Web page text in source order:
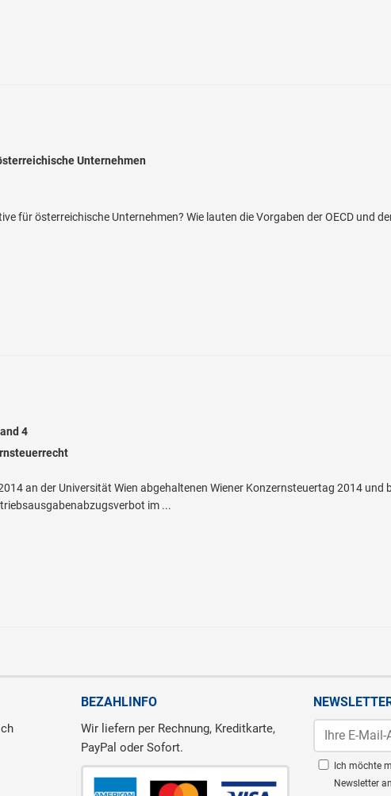
Unternehmen
für österreichische Unternehmen? Wie lauten die Vorgaben der OECD und
4
an der Universität Wien abgehaltenen Wiener Konzernsteuertag 2014 und
im ...
BEZAHLINFO
Wir liefern per Rechnung, Kreditkarte,
PayPal oder Sofort.
Ich möchte
Newsletter